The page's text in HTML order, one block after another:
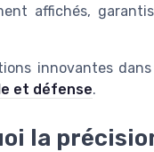
affichés,
innovantes
et défense.
la